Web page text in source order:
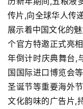
传片,向全球华人传
展示着中国文化的
个官方特邀正式亮
年倒计时庆典舞台,
国国际进口博览会
圣诞节等重要海外
文化韵味的广告片,